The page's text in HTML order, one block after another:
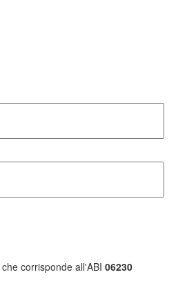
che corrisponde all'ABI 06230